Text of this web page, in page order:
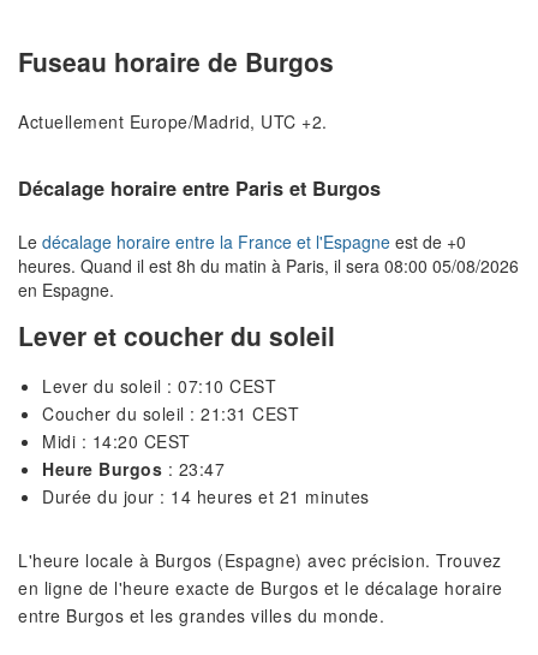
Fuseau horaire de Burgos
Actuellement Europe/Madrid, UTC +2.
Décalage horaire entre Paris et Burgos
Le décalage horaire entre la France et l'Espagne est de +0
heures. Quand il est 8h du matin à Paris, il sera 08:00 05/08/2026
en Espagne.
Lever et coucher du soleil
Lever du soleil : 07:10 CEST
Coucher du soleil : 21:31 CEST
Midi : 14:20 CEST
Heure Burgos : 23:47
Durée du jour : 14 heures et 21 minutes
L'heure locale à Burgos (Espagne) avec précision. Trouvez
en ligne de l'heure exacte de Burgos et le décalage horaire
entre Burgos et les grandes villes du monde.